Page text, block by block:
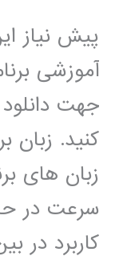
پیش نیاز
آموزشی
جهت
کنید. زبان
زبان های
سرعت در
کاربرد در